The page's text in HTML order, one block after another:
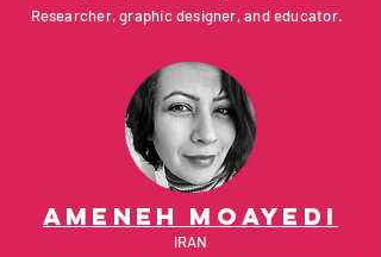
Researcher, graphic designer, and educator.
AMENEH MOAYEDI
IRAN